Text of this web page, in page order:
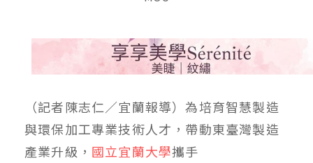
（記者陳志仁／宜蘭報導）為培育智慧製造
與環保加工專業技術人才，帶動東臺灣製造
產業升級， 國立宜蘭大學攜手